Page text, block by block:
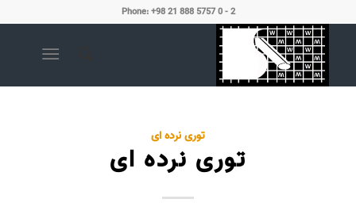
Phone: +98 21 888 5757 0 - 2
توری نرده ای
توری نرده ای